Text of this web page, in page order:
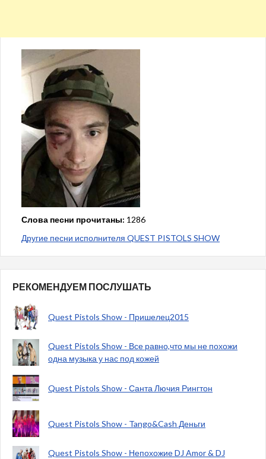
Слова песни прочитаны: 1286
Другие песни исполнителя QUEST PISTOLS SHOW
РЕКОМЕНДУЕМ ПОСЛУШАТЬ
Quest Pistols Show - Пришелец2015
Quest Pistols Show - Все равно,что мы не похожи
одна музыка у нас под кожей
Quest Pistols Show - Санта Лючия Рингтон
Quest Pistols Show - Tango&Cash Деньги
Quest Pistols Show - Непохожие DJ Amor & DJ